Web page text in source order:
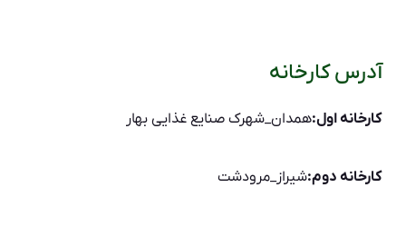
آدرس کارخانه
کارخانه اول:همدان_شهرک صنایع غذایی بهار
کارخانه دوم:شیراز_مرودشت